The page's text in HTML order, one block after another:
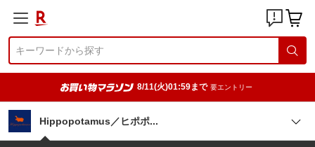
8/11(火)01:59まで 要エントリー
Hippopotamus／ヒポポ